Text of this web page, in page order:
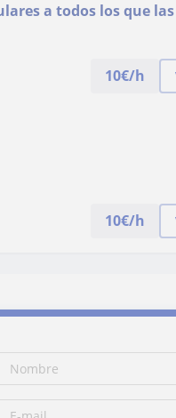
a todos los que
las clases se
10€/h
10€/h